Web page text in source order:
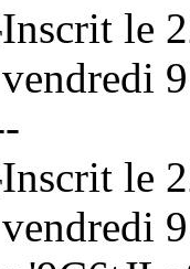
Inscrit le
vendredi
Inscrit le
vendredi